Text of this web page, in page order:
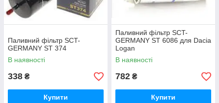
Паливний фільтр SCT-
GERMANY ST 374
В наявності
338 ₴
Купити
Паливний фільтр SCT-
GERMANY ST 6086 для Dacia
Logan
В наявності
782 ₴
Купити